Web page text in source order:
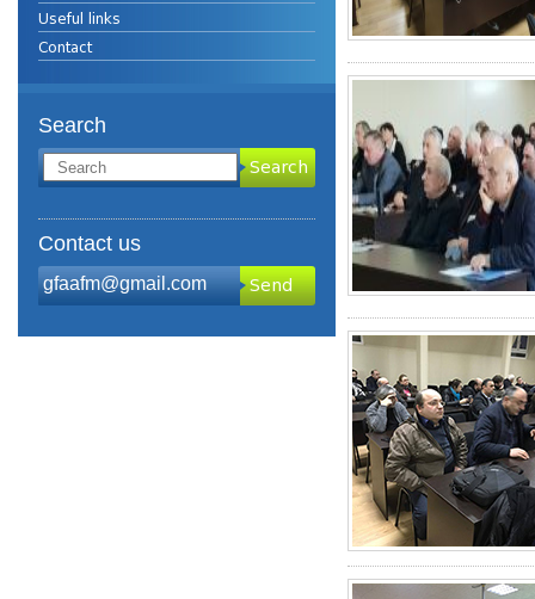
Useful links
Contact
Search
Contact us
gfaafm@gmail.com Send